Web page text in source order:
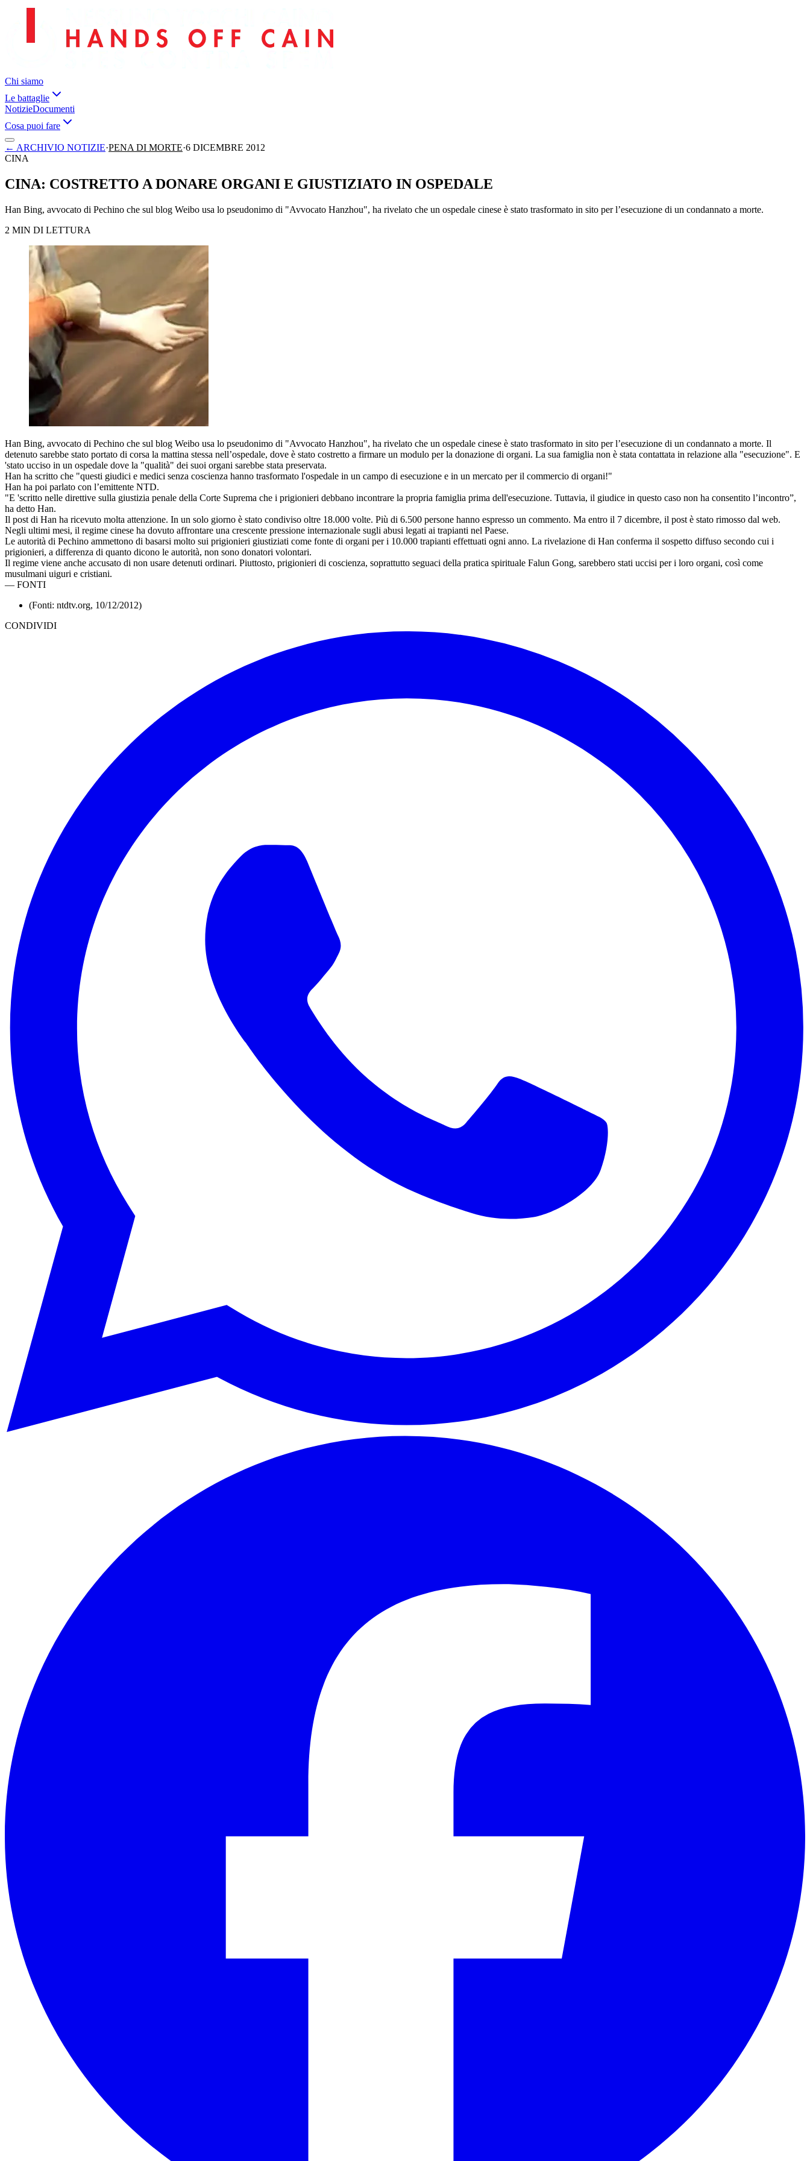
Chi siamo
Le battaglie
NotizieDocumenti
Cosa puoi fare
← ARCHIVIO NOTIZIE·PENA DI MORTE·6 DICEMBRE 2012
CINA
CINA: COSTRETTO A DONARE ORGANI E GIUSTIZIATO IN OSPEDALE
Han Bing, avvocato di Pechino che sul blog Weibo usa lo pseudonimo di "Avvocato Hanzhou", ha rivelato che un ospedale cinese è stato trasformato in sito per l’esecuzione di un condannato a morte.
2 MIN DI LETTURA
Han Bing, avvocato di Pechino che sul blog Weibo usa lo pseudonimo di "Avvocato Hanzhou", ha rivelato che un ospedale cinese è stato trasformato in sito per l’esecuzione di un condannato a morte. Il
detenuto sarebbe stato portato di corsa la mattina stessa nell’ospedale, dove è stato costretto a firmare un modulo per la donazione di organi. La sua famiglia non è stata contattata in relazione alla "esecuzione". E
'stato ucciso in un ospedale dove la "qualità" dei suoi organi sarebbe stata preservata.
Han ha scritto che "questi giudici e medici senza coscienza hanno trasformato l'ospedale in un campo di esecuzione e in un mercato per il commercio di organi!"
Han ha poi parlato con l’emittente NTD.
"E 'scritto nelle direttive sulla giustizia penale della Corte Suprema che i prigionieri debbano incontrare la propria famiglia prima dell'esecuzione. Tuttavia, il giudice in questo caso non ha consentito l’incontro”,
ha detto Han.
Il post di Han ha ricevuto molta attenzione. In un solo giorno è stato condiviso oltre 18.000 volte. Più di 6.500 persone hanno espresso un commento. Ma entro il 7 dicembre, il post è stato rimosso dal web.
Negli ultimi mesi, il regime cinese ha dovuto affrontare una crescente pressione internazionale sugli abusi legati ai trapianti nel Paese.
Le autorità di Pechino ammettono di basarsi molto sui prigionieri giustiziati come fonte di organi per i 10.000 trapianti effettuati ogni anno. La rivelazione di Han conferma il sospetto diffuso secondo cui i
prigionieri, a differenza di quanto dicono le autorità, non sono donatori volontari.
Il regime viene anche accusato di non usare detenuti ordinari. Piuttosto, prigionieri di coscienza, soprattutto seguaci della pratica spirituale Falun Gong, sarebbero stati uccisi per i loro organi, così come
musulmani uiguri e cristiani.
— FONTI
(Fonti: ntdtv.org, 10/12/2012)
CONDIVIDI